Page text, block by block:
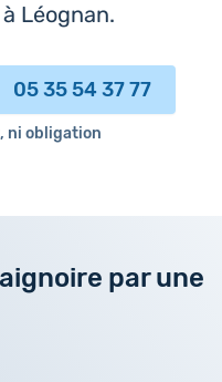
Léognan.
05 35 54 37 77
ni obligation
par une